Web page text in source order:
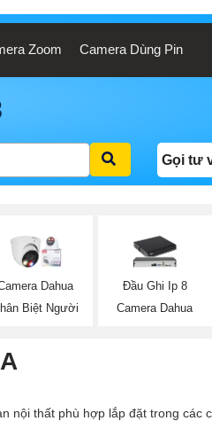
Zoom Camera Dùng Pin
Gọi tư
Dahua
Biệt Người
Đầu Ghi Ip 8
Camera Dahua
nội thất phù hợp lắp đặt trong các